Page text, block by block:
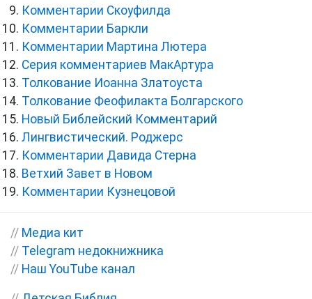
Комментарии Скоуфилда
Комментарии Баркли
Комментарии Мартина Лютера
Серия комментариев МакАртура
Толкование Иоанна Златоуста
Толкование Феофилакта Болгарского
Новый Библейский Комментарий
Лингвистический. Роджерс
Комментарии Давида Стерна
Ветхий Завет в Новом
Комментарии Кузнецовой
// Медиа кит
// Telegram недокнижника
// Наш YouTube канал